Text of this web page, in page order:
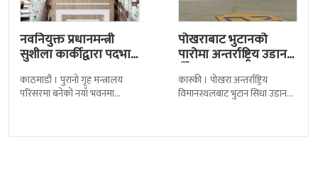
नवनियुक्त प्रधानमन्त्री
सुशीला कार्कीद्वारा पदभार
काठमाडौं । पुरानो गृह मन्त्रालय
परिसरमा बनेको नयाँ भवनमा
नवनियुक्त
पोखराबाट भुटानको
पारोमा अन्तर्राष्ट्रिय उडान
हुँदै
कास्की । पोखरा अन्तर्राष्ट्रिय
विमानस्थलबाट भुटान सिधा उडान
लागेको हो